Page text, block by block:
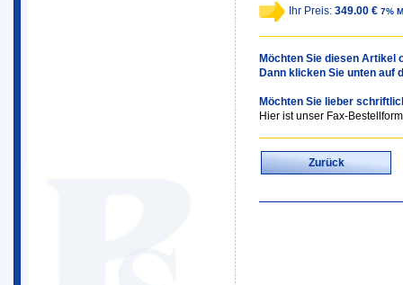
Ihr Preis: 349.00 € 7%
Möchten Sie diesen Artikel
Dann klicken Sie unten auf
Möchten Sie lieber
Hier ist unser Fax-
Zurück